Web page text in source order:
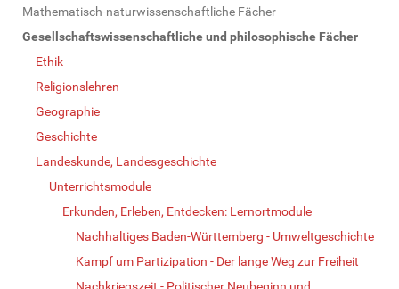
Mathematisch-naturwissenschaftliche Fächer
Gesellschaftswissenschaftliche und philosophische Fächer
Ethik
Religionslehren
Geographie
Geschichte
Landeskunde, Landesgeschichte
Unterrichtsmodule
Erkunden, Erleben, Entdecken: Lernortmodule
Nachhaltiges Baden-Württemberg - Umweltgeschichte
Kampf um Partizipation - Der lange Weg zur Freiheit